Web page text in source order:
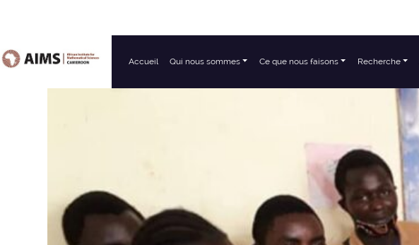
Navigation principale
Accueil Qui nous sommes Ce que nous faisons Recherche